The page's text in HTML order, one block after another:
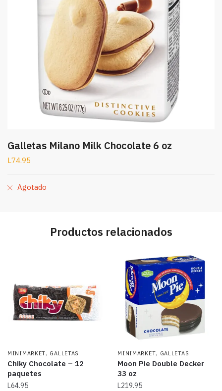
Galletas Milano Milk Chocolate 6 oz
L74.95
Agotado
Productos relacionados
MINIMARKET, GALLETAS
Chiky Chocolate – 12
paquetes
L64.95
MINIMARKET, GALLETAS
Moon Pie Double Decker
33 oz
L219.95